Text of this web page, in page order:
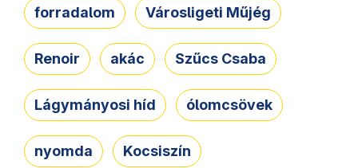
forradalom Városligeti Műjég
Renoir akác Szűcs Csaba
Lágymányosi híd ólomcsövek
nyomda Kocsiszín